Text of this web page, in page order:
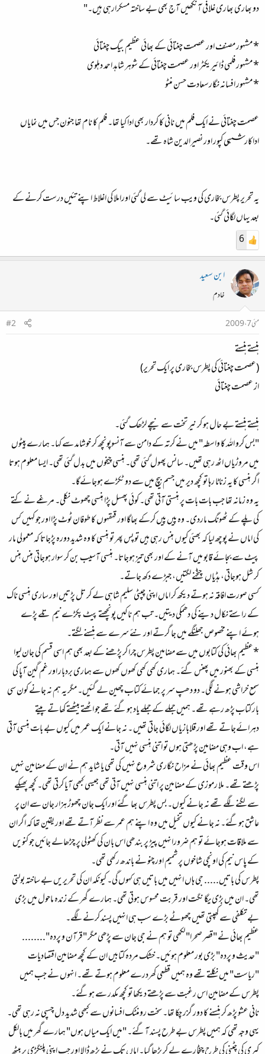
دو بھاری بھاری غلافی آنکھیں آج بھی بے ساختہ مسکرارہی ہیں۔"
* مشہور مصنف اور عصمت چغتائی کے بھائی عظیم بیگ چغتائی
* مشہور فلمی ڈائیریکٹر اور عصمت چغتائی کے شوہر شاہد احمد دہلوی
* مشہور افسانہ نگارسعادت حسن منٹو
عصمت چغتائی نے ایک فلم میں نانی کا کردار بھی ادا کیا تھا۔ فلم کا نام تھا جنون جس میں نمایاں
اداکار ششی کپور اور نصیرالدین شاہ تھے۔
یہ تحریر پطرس بخاری کی ویب سائیٹ سے لی گئی اوراملا کی اغلاط اپنے تئیں درست کرنے کے
بعد یہاں لگائی گئی۔
6
ابن سعید
خادم
مئی 7، 2009
#2
ہنستے ہنستے
(عصمت چغتائی کی پطرس بخاری پر ایک تحریر)
از عصمت چغتائی
ہنستے ہنستے بے حال ہو کر نیر تخت سے نیچے لڑھک گئی۔
"بس کرو الله کا واسطہ" میں نے کرتہ کے دامن سے آنسوپونچھ کر خوشامد سے کہا۔ ہمارے پیٹوں
میں مروڑیاں اٹھ رہی تھیں۔ سانس پھول گئی تھی۔ ہنسی چیخوں میں بدل گئی تھی۔ ایسا معلوم ہوتا
اگر ہنسی کا یہ زناٹا رہا تو کچھ دیر میں جسم بیچ میں سے دو ٹکڑے ہوجائےگا۔
یہ وہ زمانہ تھا جب بات بات پر ہنستی آتی تھی۔ کوئی پھسل پڑا ہنسی چھوٹ نکلی۔ مرغے نے کتے
کی پلے کے ٹھونگ ماردی۔ وہ پیں پیں کرکے بھاگا اور قہقہوں کا طوفان ٹوٹ پڑا اور جو کہیں کس
کی اماں نے پوچھ لیا کہ بھئی کیوں ہنس رہی ہیں تو پس پھر تو ہنسی کا وہ شدید دورہ پڑجاتا کہ معمولی مار
پیٹ سے بجائے قابو میں آنے کے اور بھی تیز ہوجاتا۔ ہنسی آسیب بن کر سوار ہوجاتی ہنس ہنس
کر شل ہوجاتی، ہڈیاں چٹخنے لگتیں، جبڑے دکھ جاتے۔
کسی صورت افاقہ نہ ہوتے دیکھ کر اماں اپنی چپٹی سلیم شاہی لے کر تل پڑتیں اور ساری ہنسی ناک
کے راستے نکال دینے کی دھمکی دیتیں۔ تب ہم ناکیں پونچھتے پیٹ پکڑے نیم تلے پڑے
ہوئے اپنے مخصوص جھلنگے میں جا گرتے اور نئے سرے سے ہنسنے لگتے۔
*عظیم بھائی کی کتابوں میں سے مضامین پطرس چرا کر پڑھنے کے بعد بھی ہم اسی قسم کی جان لیوا
ہنسی کے بھنور میں پھنس گئے۔ ہماری کھی کھی کھوں کھوں سے ہماری بردبار اور غم گین آپا کی
سمع خراشی ہونے لگی۔ دو دھپ سر پر جمائے کتاب چھین لے گئیں۔ مگر یہ ہم نہ جانے کون سی
بار کتاب پڑھ رہے تھے۔ ہمیں جملے کے جملے یاد ہوگئے تھے جو اٹھتے بیٹھتے کھاتے پیتے
دہرائےجاتے تھے اور قلابازياں لگائی جاتی تھیں ۔ نہ جانے ایک عمر میں کیوں بے بات ہنسی آتی
ہے، اب وہی مضامین پڑھتی ہوں تو اتنی ہنسی نہیں آتی۔
اس وقت عظیم بھائی نے مزاح نگاری شروع نہیں کی تھی یا شاید ہم نے ان کے مضامین نہیں
پڑھتے تھے۔ ملا رموزی کے مضامین پر اتنی ہنسی نہیں آتی تھی جیسی کبھی آیا کرتی تھی۔ کچھ پھیکے
سے لگنے لگے تھے نہ جانے کیوں۔ بس پطرس بھا گئے اور ایک جان چھوڑ ہزار جان سے ان پر
عاشق ہوگئے۔ نہ جانے کیوں تخیل میں وہ اپنے ہم عمر سے نظر آتے تھے اور یقین تھا کہ اگر ان
سے ملاقات ہوجائے تو ہم ضرورانہیں پیڑ پر بندھی اس بان کی کھٹولی پر چڑھالے جائیں جو کنویں
کے پاس نیم کی اونچی شاخوں پر شمیم اور چنو نے باندھ رکھی تھی۔
پطرس کی باتیں..... جی ہاں انہیں میں باتیں ہی کہوں گی۔ کیونکہ ان کی تحریریں بے ساختہ بولتی
تھی۔ ان میں بڑی یگا نگت اور قربت محسوس ہوتی تھی۔ ہمارے گھر کے زندہ ماحول میں بڑی
بے تکلفی سے کھپتی تھیں چھوٹے بڑے سب ہی انہیں پسند کرنے لگے۔
عظیم بھائی نے "قصر صحرا" لکھی تو ہم نے جی جان سے پڑھی مگر "قرآن و پردہ"........
"حدیث و پردہ" بڑی بور معلوم ہوئیں۔ خشک مردہ کتابیں ان کے کچھ مضامین اقتصادیات
"ریاست" میں نکلتے تھے وہ ہمیں قطعی کھردرے معلوم ہوتے تھے۔ انہوں نے جب ہمیں
پطرس کے مضامین اس رغبت سے پڑھتے دیکھا تو کچھ مکدر سے ہوگئے۔
نانی عشو پڑھ کر ہنسنے کا دور گزر چکا تھا۔ سخت رومنٹک افسانوں سے کبھی شدید دل چسپی نہ رہی تھی۔
یہی وجہ تھی کہ ہمیں پطرس بے طرح پسند آگئے۔ "میں ایک میاں ہوں" ہمارے گھر میں بالکل